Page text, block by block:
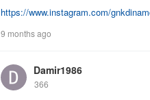
https://www.instagram.com/
9 months ago
Damir1986
366